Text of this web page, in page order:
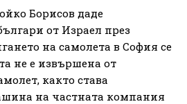
Борисов даде
от Израел през
на самолета в София се
не е извършена от
както става
на частната компания